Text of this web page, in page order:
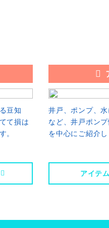
豆知
て損は
。
井戸、ポンプ、
など、井戸ポン
を中心にご紹介し
アイテ